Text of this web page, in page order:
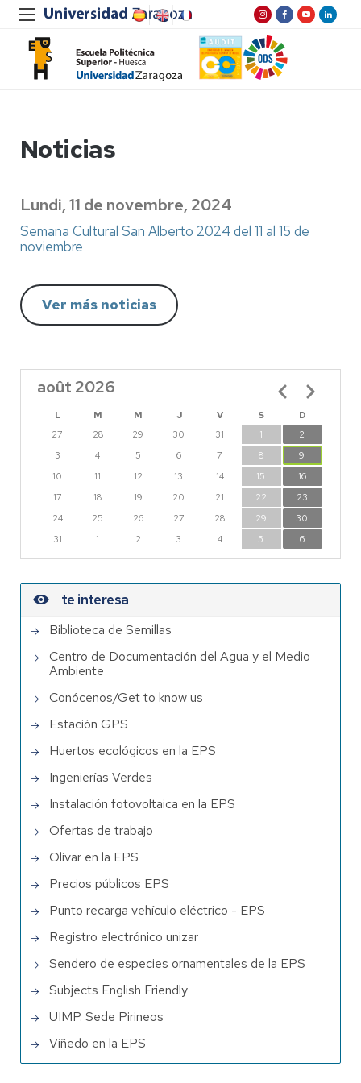
Noticias
Lundi, 11 de novembre, 2024
Semana Cultural San Alberto 2024 del 11 al 15 de
noviembre
Ver más noticias
août 2026
L M M J V S
D
27
28 29 30 31 1
2
3
4 5 6 7 8
9
10
11 12 13 14 15
16
17
18 19 20 21 22
23
24
25 26 27 28 29
30
31
1 2 3 4 5 6
Pagination
te interesa
Biblioteca de Semillas
Centro de Documentación del Agua y el Medio
Ambiente
Conócenos/Get to know us
Estación GPS
Huertos ecológicos en la EPS
Ingenierías Verdes
Instalación fotovoltaica en la EPS
Ofertas de trabajo
Olivar en la EPS
Precios públicos EPS
Punto recarga vehículo eléctrico - EPS
Registro electrónico unizar
Sendero de especies ornamentales de la EPS
Subjects English Friendly
UIMP. Sede Pirineos
Viñedo en la EPS